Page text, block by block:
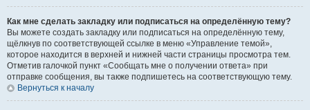
Как мне сделать закладку или подписаться на определённую тему?
Вы можете создать закладку или подписаться на определённую тему,
щёлкнув по соответствующей ссылке в меню «Управление темой»,
которое находится в верхней и нижней части страницы просмотра тем.
Отметив галочкой пункт «Сообщать мне о получении ответа» при
отправке сообщения, вы также подпишетесь на соответствующую тему.
Вернуться к началу